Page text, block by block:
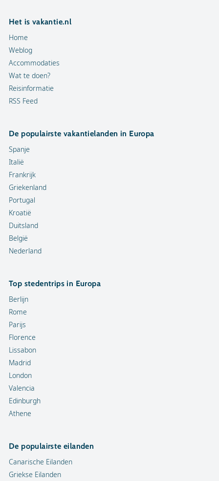
Het is vakantie.nl
Home
Weblog
Accommodaties
Wat te doen?
Reisinformatie
RSS Feed
De populairste vakantielanden in Europa
Spanje
Italië
Frankrijk
Griekenland
Portugal
Kroatië
Duitsland
België
Nederland
Top stedentrips in Europa
Berlijn
Rome
Parijs
Florence
Lissabon
Madrid
London
Valencia
Edinburgh
Athene
De populairste eilanden
Canarische Eilanden
Griekse Eilanden